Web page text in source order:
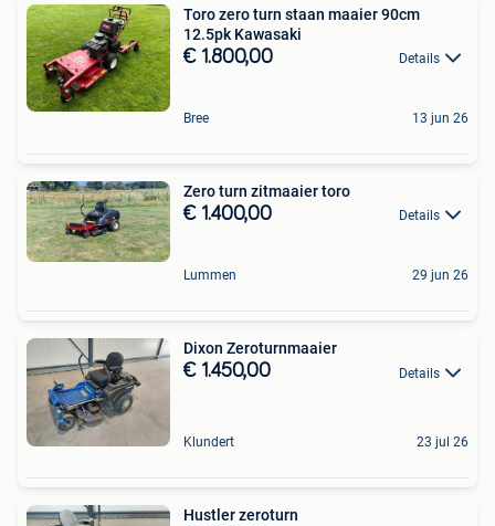
Toro zero turn staan maaier 90cm
12.5pk Kawasaki
€ 1.800,00 Details
Bree 13 jun 26
Zero turn zitmaaier toro
€ 1.400,00 Details
Lummen 29 jun 26
Dixon Zeroturnmaaier
€ 1.450,00 Details
Klundert 23 jul 26
Hustler zeroturn